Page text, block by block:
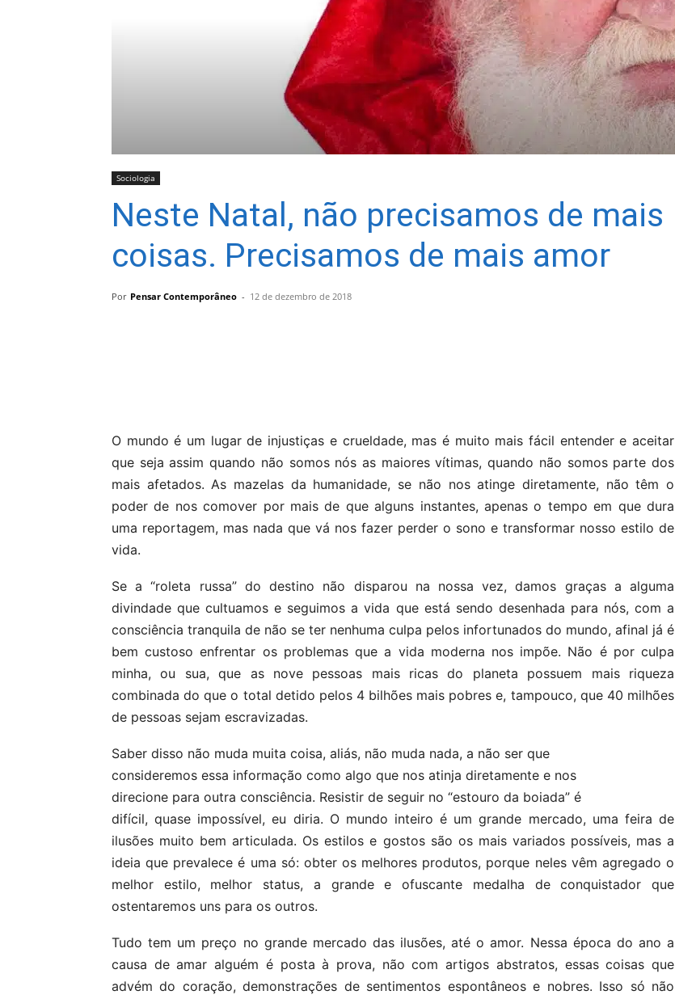
Sociologia
Neste Natal, não precisamos de mais
coisas. Precisamos de mais amor
Por Pensar Contemporâneo - 12 de dezembro de 2018
O mundo é um lugar de injustiças e crueldade, mas é muito mais fácil entender e aceitar
que seja assim quando não somos nós as maiores vítimas, quando não somos parte dos
mais afetados. As mazelas da humanidade, se não nos atinge diretamente, não têm o
poder de nos comover por mais de que alguns instantes, apenas o tempo em que dura
uma reportagem, mas nada que vá nos fazer perder o sono e transformar nosso estilo de
vida.
Se a “roleta russa” do destino não disparou na nossa vez, damos graças a alguma
divindade que cultuamos e seguimos a vida que está sendo desenhada para nós, com a
consciência tranquila de não se ter nenhuma culpa pelos infortunados do mundo, afinal já é
bem custoso enfrentar os problemas que a vida moderna nos impõe. Não é por culpa
minha, ou sua, que as nove pessoas mais ricas do planeta possuem mais riqueza
combinada do que o total detido pelos 4 bilhões mais pobres e, tampouco, que 40 milhões
de pessoas sejam escravizadas.
Saber disso não muda muita coisa, aliás, não muda nada, a não ser que
consideremos essa informação como algo que nos atinja diretamente e nos
direcione para outra consciência. Resistir de seguir no “estouro da boiada” é
difícil, quase impossível, eu diria. O mundo inteiro é um grande mercado, uma feira de
ilusões muito bem articulada. Os estilos e gostos são os mais variados possíveis, mas a
ideia que prevalece é uma só: obter os melhores produtos, porque neles vêm agregado o
melhor estilo, melhor status, a grande e ofuscante medalha de conquistador que
ostentaremos uns para os outros.
Tudo tem um preço no grande mercado das ilusões, até o amor. Nessa época do ano a
causa de amar alguém é posta à prova, não com artigos abstratos, essas coisas que
advém do coração, demonstrações de sentimentos espontâneos e nobres. Isso só não